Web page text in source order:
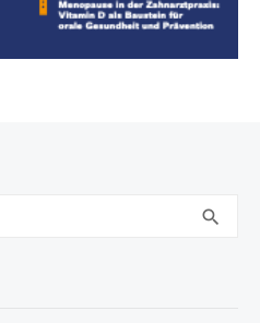
search